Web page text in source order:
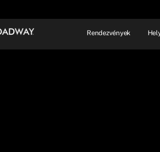
Rendezvények